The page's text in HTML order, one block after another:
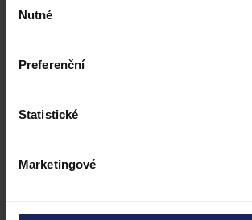
souhlasu
Nutné
Preferenční
Statistické
Marketingové